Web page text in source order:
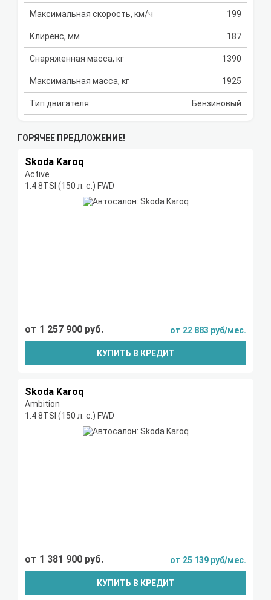
Максимальная скорость, км/ч 199
Клиренс, мм 187
Снаряженная масса, кг 1390
Максимальная масса, кг 1925
Тип двигателя Бензиновый
ГОРЯЧЕЕ ПРЕДЛОЖЕНИЕ!
Skoda Karoq
Active
1.4 8TSI (150 л. с.) FWD
от 1 257 900 руб. от 22 883 руб/мес.
КУПИТЬ В КРЕДИТ
Skoda Karoq
Ambition
1.4 8TSI (150 л. с.) FWD
от 1 381 900 руб. от 25 139 руб/мес.
КУПИТЬ В КРЕДИТ